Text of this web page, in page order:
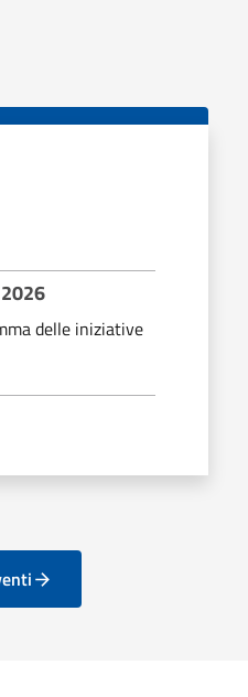
delle iniziative